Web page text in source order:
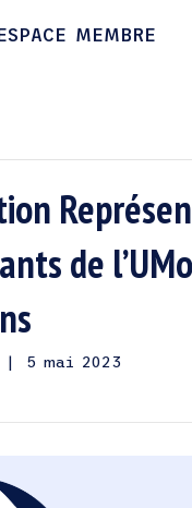
ESPACE MEMBRE
de
| 5 mai 2023